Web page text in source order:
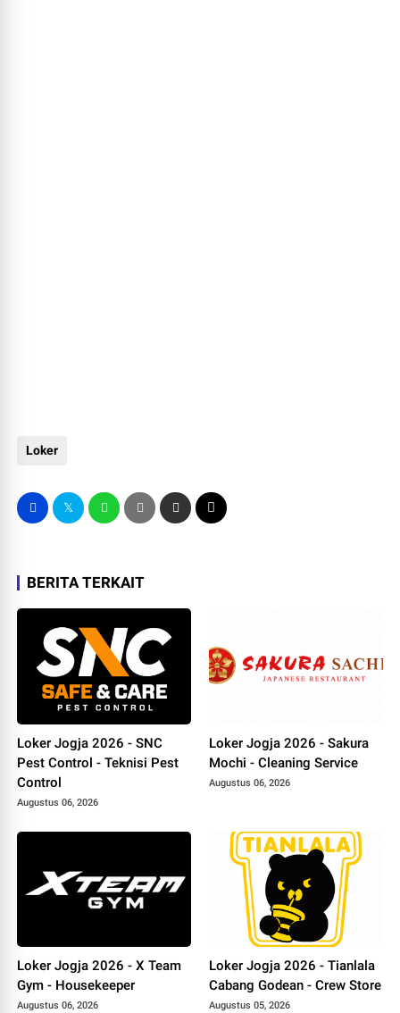
Loker
BERITA TERKAIT
Loker Jogja 2026 - SNC
Pest Control - Teknisi Pest
Control
Augustus 06, 2026
Loker Jogja 2026 - Sakura
Mochi - Cleaning Service
Augustus 06, 2026
Loker Jogja 2026 - X Team
Gym - Housekeeper
Augustus 06, 2026
Loker Jogja 2026 - Tianlala
Cabang Godean - Crew Store
Augustus 05, 2026